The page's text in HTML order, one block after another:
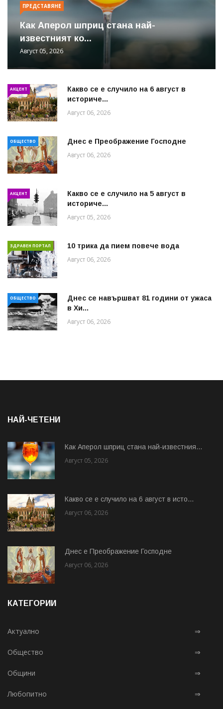
ПРЕДСТАВЯНЕ
Как Аперол шприц стана най-
известният ко...
Август 05, 2026
АКЦЕНТ
Какво се е случило на 6 август в
историче...
Август 06, 2026
ОБЩЕСТВО Днес е Преображение Господне
Август 06, 2026
АКЦЕНТ
Какво се е случило на 5 август в
историче...
Август 05, 2026
ЗДРАВЕН ПОРТАЛ 10 трика да пием повече вода
Август 06, 2026
ОБЩЕСТВО
Днес се навършват 81 години от ужаса
в Хи...
Август 06, 2026
НАЙ-ЧЕТЕНИ
Как Аперол шприц стана най-известния...
Август 05, 2026
Какво се е случило на 6 август в исто...
Август 06, 2026
Днес е Преображение Господне
Август 06, 2026
КАТЕГОРИИ
Актуално ⇒
Общество ⇒
Общини ⇒
Любопитно ⇒